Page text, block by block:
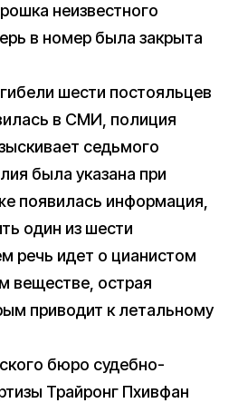
неизвестного
в номер была закрыта
шести постояльцев
в СМИ, полиция
седьмого
была указана при
появилась информация,
один из шести
речь идет о цианистом
веществе, острая
приводит к летальному
бюро судебно-
Трайронг Пхивфан